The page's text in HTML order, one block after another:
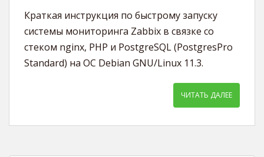
Краткая инструкция по быстрому запуску
системы мониторинга Zabbix в связке со
стеком nginx, PHP и PostgreSQL (PostgresPro
Standard) на ОС Debian GNU/Linux 11.3.
ЧИТАТЬ ДАЛЕЕ